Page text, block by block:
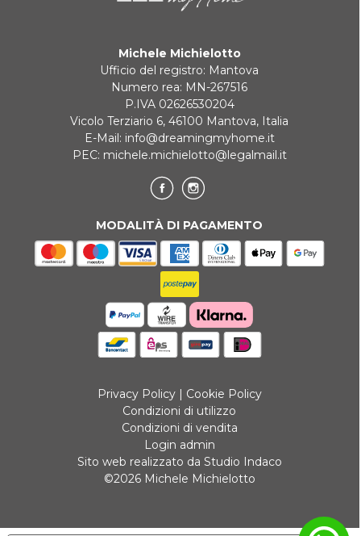
Michele Michielotto
Ufficio del registro: Mantova
Numero rea: MN-267516
P.IVA 02626530204
Vicolo Terziario 6, 46100 Mantova, Italia
E-Mail: info@dreamingmyhome.it
PEC: michele.michielotto@legalmail.it
MODALITÀ DI PAGAMENTO
Privacy Policy| Cookie Policy
Condizioni di utilizzo
Condizioni di vendita
Login admin
Sito web realizzato da Studio Indaco
©2026 Michele Michielotto